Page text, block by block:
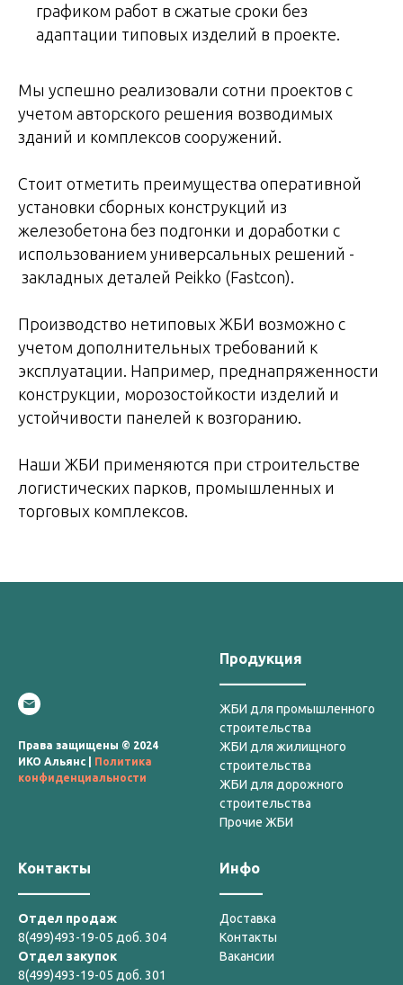
графиком работ в сжатые сроки без
адаптации типовых изделий в проекте.
Мы успешно реализовали сотни проектов с
учетом авторского решения возводимых
зданий и комплексов сооружений.
Стоит отметить преимущества оперативной
установки сборных конструкций из
железобетона без подгонки и доработки с
использованием универсальных решений -
закладных деталей Peikko (Fastcon).
Производство нетиповых ЖБИ возможно с
учетом дополнительных требований к
эксплуатации. Например, преднапряженности
конструкции, морозостойкости изделий и
устойчивости панелей к возгоранию.
Наши ЖБИ применяются при строительстве
логистических парков, промышленных и
торговых комплексов.
Права защищены © 2024
ИКО Альянс |
Политика
конфиденциальности
Продукция
ЖБИ для промышленного
строительства
ЖБИ для жилищного
строительства
ЖБИ для дорожного
строительства
Прочие ЖБИ
Контакты
Отдел продаж
8(499)493-19-05 доб. 304
Отдел закупок
8(499)493-19-05 доб. 301
Инфо
Доставка
Контакты
Вакансии